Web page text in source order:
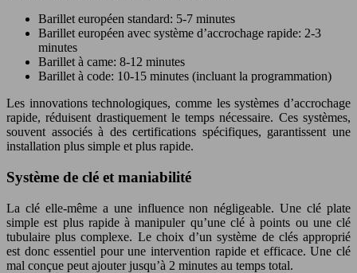
Barillet européen standard: 5-7 minutes
Barillet européen avec système d’accrochage rapide: 2-3
minutes
Barillet à came: 8-12 minutes
Barillet à code: 10-15 minutes (incluant la programmation)
Les innovations technologiques, comme les systèmes d’accrochage
rapide, réduisent drastiquement le temps nécessaire. Ces systèmes,
souvent associés à des certifications spécifiques, garantissent une
installation plus simple et plus rapide.
Système de clé et maniabilité
La clé elle-même a une influence non négligeable. Une clé plate
simple est plus rapide à manipuler qu’une clé à points ou une clé
tubulaire plus complexe. Le choix d’un système de clés approprié
est donc essentiel pour une intervention rapide et efficace. Une clé
mal conçue peut ajouter jusqu’à 2 minutes au temps total.